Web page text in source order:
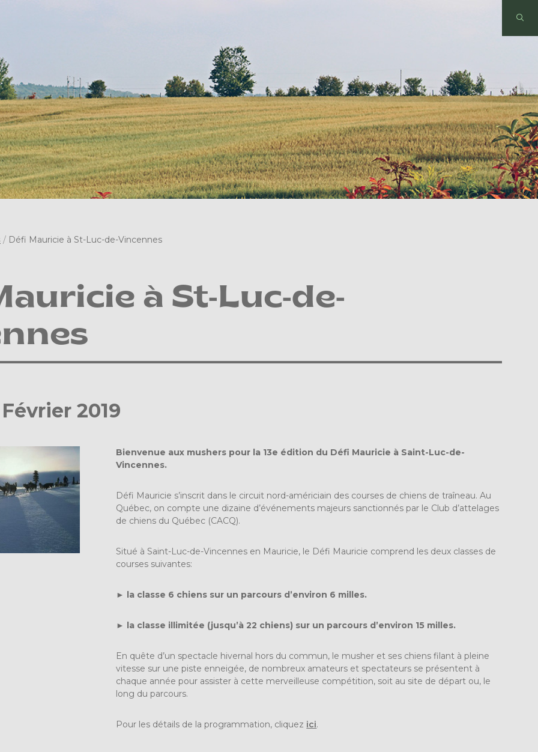
/ Défi Mauricie à St-Luc-de-Vincennes
à St-Luc-de-
2019
Bienvenue aux mushers pour la 13e édition du Défi Mauricie à Saint-Luc-de-
Vincennes.
Défi Mauricie s’inscrit dans le circuit nord-américiain des courses de chiens de traîneau. Au
Québec, on compte une dizaine d’événements majeurs sanctionnés par le Club d’attelages
de chiens du Québec (CACQ).
Situé à Saint-Luc-de-Vincennes en Mauricie, le Défi Mauricie comprend les deux classes de
courses suivantes:
► la classe 6 chiens sur un parcours d’environ 6 milles.
► la classe illimitée (jusqu’à 22 chiens) sur un parcours d’environ 15 milles.
En quête d’un spectacle hivernal hors du commun, le musher et ses chiens filant à pleine
vitesse sur une piste enneigée, de nombreux amateurs et spectateurs se présentent à
chaque année pour assister à cette merveilleuse compétition, soit au site de départ ou, le
long du parcours.
Pour les détails de la programmation, cliquez ici.